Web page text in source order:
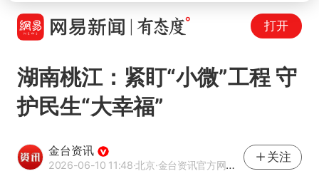
打开
湖南桃江：紧盯“小微”工程 守
护民生“大幸福”
金台资讯
2026-06-10 11:48·北京·金台资讯官方网易号
关注